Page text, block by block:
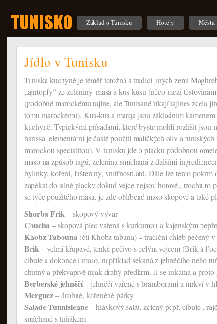
Základ o Tunisku Hotely Města
Jídlo v Tunisku
Tuniská kuchyně je téměř totožná s tradicí jiných zemí
„ajntopfy“ ze zeleniny, masa a kus-kusu (něco mezi
(podobné marockému tajine, ale Tunisané říkají tajines zcela
tomu marockému). Kus-kus a marqa jsou základním
kuchyně. Typickými přísadami, které byste mohli rozlišit jsou
harissa, elementární je časté použití maličkých oliv a tuniských
marockou specialitou). V tunisku jde o placku podobnou
maso na způsob ragú, zelenina smíchaná z dalšími
bylinky, koření, lušteniny, vnitřnosti,atd. Dále lze tento pokrm
zapékat do silné placky dokud vejce nejsou hotové., trochu to
se týče použitého masa, je zde oblíbené maso skopové a také
Shorba Frik– skopový vývar
Coucha– skopová plec vařená s kurkumou a kajenským
Khobz Tabouna (čti Khobz tabuna) – tradiční chléb pečený v
Brik– velmi křupavé, tenké pečivo s celým vejcem (Brik à
cibule a dokonce i maso, například sekaná z jehněčího nebo
chutný a překvapivě nijak drahý předkrm. Jí se rukama a
Berberské jehněčí– jehněčí vařené s bramborami a mrkví v
Merguez– drobné, kořeněné párky
Salade Tunnisienne– hlávkový salát, zelený pepř, cibule ,
smíchané s tuňákem